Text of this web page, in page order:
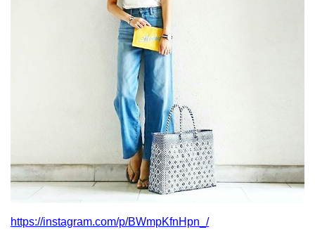
https://instagram.com/p/BWmpKfnHpn_/